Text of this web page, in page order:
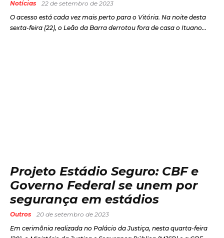
Notícias
22 de setembro de 2023
O acesso está cada vez mais perto para o Vitória. Na noite desta
sexta-feira (22), o Leão da Barra derrotou fora de casa o Ituano...
Projeto Estádio Seguro: CBF e
Governo Federal se unem por
segurança em estádios
Outros
20 de setembro de 2023
Em cerimônia realizada no Palácio da Justiça, nesta quarta-feira